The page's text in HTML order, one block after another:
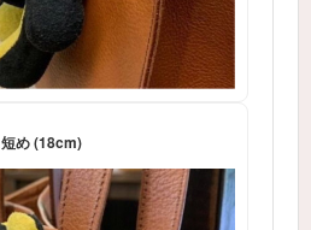
短め (18cm)